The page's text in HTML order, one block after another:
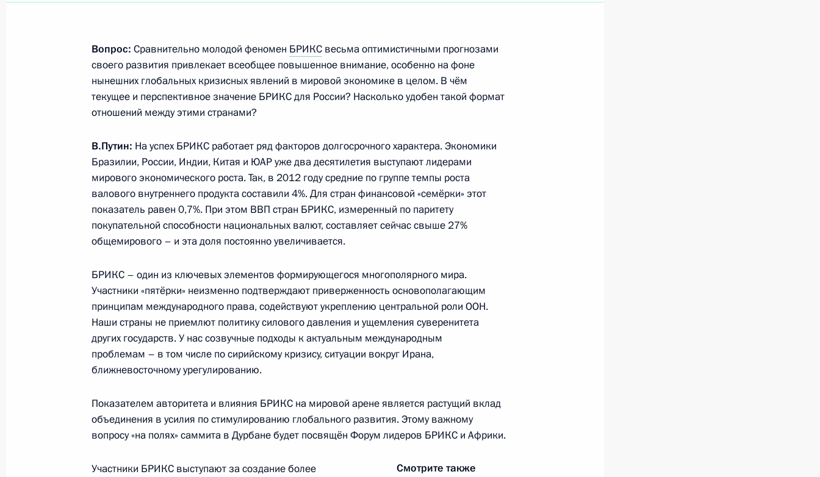
2 апреля 2013 года, вторник
Встреча с Президентом Йемена Абдраббо Мансуром Хади
1 апреля 2013 года, понедельник
Открытие Дома КВН в Москве
1 апреля 2013 года, 20:00 Москва
Встреча с преподавателями и студентами Балтийского
федерального университета
1 апреля 2013 года, 18:30 Московская область, Ново-Огарёво
6
Встреча с представителями спортивных федераций по хоккею
и фигурному катанию
Вопрос: Сравнительно молодой феномен БРИКС весьма оптимистичными прогнозами
своего развития привлекает всеобщее повышенное внимание, особенно на фоне
нынешних глобальных кризисных явлений в мировой экономике в целом. В чём
текущее и перспективное значение БРИКС для России? Насколько удобен такой формат
отношений между этими странами?
В.Путин: На успех БРИКС работает ряд факторов долгосрочного характера. Экономики
Бразилии, России, Индии, Китая и ЮАР уже два десятилетия выступают лидерами
мирового экономического роста. Так, в 2012 году средние по группе темпы роста
валового внутреннего продукта составили 4%. Для стран финансовой «семёрки» этот
показатель равен 0,7%. При этом ВВП стран БРИКС, измеренный по паритету
покупательной способности национальных валют, составляет сейчас свыше 27%
общемирового – и эта доля постоянно увеличивается.
БРИКС – один из ключевых элементов формирующегося многополярного мира.
Участники «пятёрки» неизменно подтверждают приверженность основополагающим
принципам международного права, содействуют укреплению центральной роли ООН.
Наши страны не приемлют политику силового давления и ущемления суверенитета
других государств. У нас созвучные подходы к актуальным международным
проблемам – в том числе по сирийскому кризису, ситуации вокруг Ирана,
ближневосточному урегулированию.
Показателем авторитета и влияния БРИКС на мировой арене является растущий вклад
объединения в усилия по стимулированию глобального развития. Этому важному
вопросу «на полях» саммита в Дурбане будет посвящён Форум лидеров БРИКС и Африки.
Смотрите также
Участники БРИКС выступают за создание более